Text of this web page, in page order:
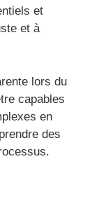
et
et à
lors du
capables
en
des